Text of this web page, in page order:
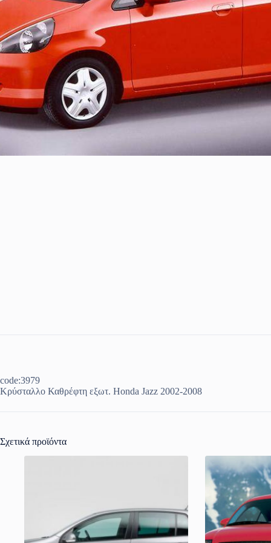
code:3979
Κρύσταλλο Καθρέφτη εξωτ. Honda Jazz 2002-2008
Σχετικά προϊόντα